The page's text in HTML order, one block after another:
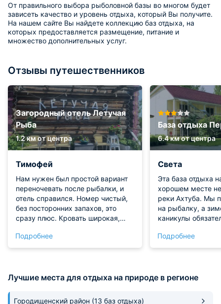
От правильного выбора рыболовной базы во многом будет
зависеть качество и уровень отдыха, который Вы получите.
На нашем сайте Вы найдете коллекцию баз отдыха, на
которых предоставляется размещение, питание и
множество дополнительных услуг.
Отзывы путешественников
Загородный отель Летучая
Рыба
1.2 км от центра
Тимофей
Нам нужен был простой вариант
переночевать после рыбалки, и
отель справился. Номер чистый,
без посторонних запахов, это
сразу плюс. Кровать широкая,
Кондиционер работает без треска,
охлаждает нормально. В ванной
Подробнее
База отдыха
6.4 км от центра
Света
Эта база отдыха
хорошем месте
реки Ахтуба. Мы
на рыбалку, а
каникулы
отдельно номер,
друзьями мы
разу отсюда не
здесь проходит
Подробнее
Лучшие места для отдыха на природе в регионе
Городищенский район (13 баз отдыха)